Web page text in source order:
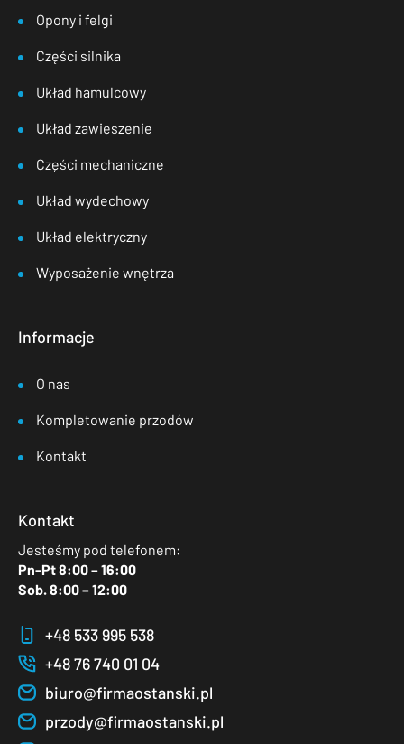
Opony i felgi
Części silnika
Układ hamulcowy
Układ zawieszenie
Części mechaniczne
Układ wydechowy
Układ elektryczny
Wyposażenie wnętrza
Informacje
O nas
Kompletowanie przodów
Kontakt
Kontakt
Jesteśmy pod telefonem:
Pn-Pt 8:00 – 16:00
Sob. 8:00 – 12:00
+48 533 995 538
+48 76 740 01 04
biuro@firmaostanski.pl
przody@firmaostanski.pl